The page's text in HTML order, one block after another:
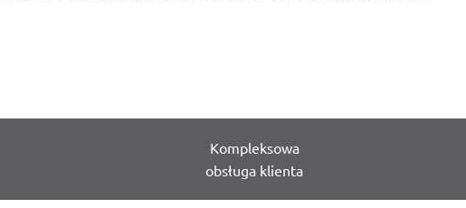
Kompleksowa
obsługa klienta